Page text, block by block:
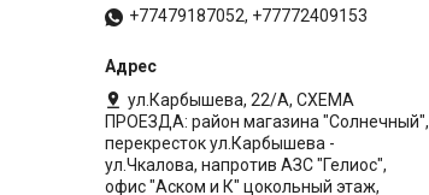
+77479187052, +77772409153
ул.Карбышева, 22/А, СХЕМА
ПРОЕЗДА: район магазина "Солнечный",
перекресток ул.Карбышева -
ул.Чкалова, напротив АЗС "Гелиос",
офис "Аском и К" цокольный этаж,